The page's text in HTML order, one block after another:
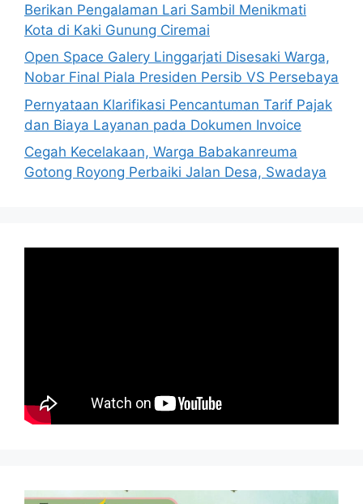
Berikan Pengalaman Lari Sambil Menikmati
Kota di Kaki Gunung Ciremai
Open Space Galery Linggarjati Disesaki Warga,
Nobar Final Piala Presiden Persib VS Persebaya
Pernyataan Klarifikasi Pencantuman Tarif Pajak
dan Biaya Layanan pada Dokumen Invoice
Cegah Kecelakaan, Warga Babakanreuma
Gotong Royong Perbaiki Jalan Desa, Swadaya